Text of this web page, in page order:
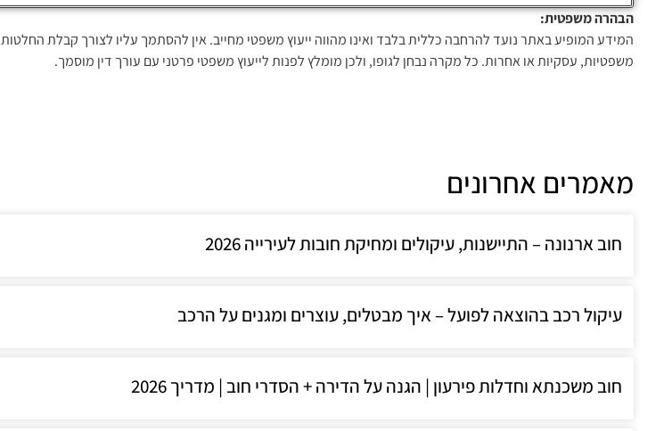
הבהרה משפטית:
המידע המופיע באתר נועד להרחבה כללית בלבד ואינו מהווה ייעוץ משפטי מחייב. אין להסתמך עליו לצורך קבלת החלטות
משפטיות, עסקיות או אחרות. כל מקרה נבחן לגופו, ולכן מומלץ לפנות לייעוץ משפטי פרטני עם עורך דין מוסמך.
מאמרים אחרונים
חוב ארנונה – התיישנות, עיקולים ומחיקת חובות לעירייה 2026
עיקול רכב בהוצאה לפועל – איך מבטלים, עוצרים ומגנים על הרכב
חוב משכנתא וחדלות פירעון | הגנה על הדירה + הסדרי חוב | מדריך 2026